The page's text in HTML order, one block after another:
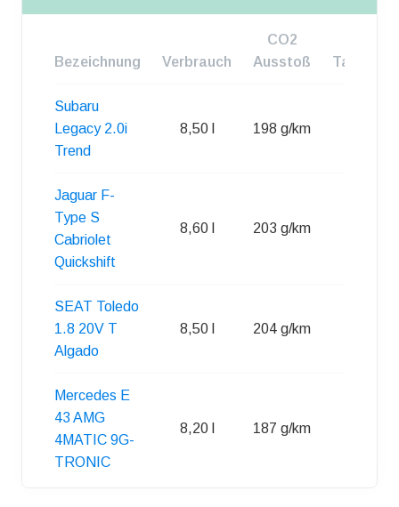
Bezeichnung Verbrauch
CO2
Ausstoß
Subaru
Legacy 2.0i
Trend
8,50 l 198 g/km
Jaguar F-
Type S
Cabriolet
Quickshift
8,60 l 203 g/km
SEAT Toledo
1.8 20V T
Algado
8,50 l 204 g/km
Mercedes E
43 AMG
4MATIC 9G-
TRONIC
8,20 l 187 g/km